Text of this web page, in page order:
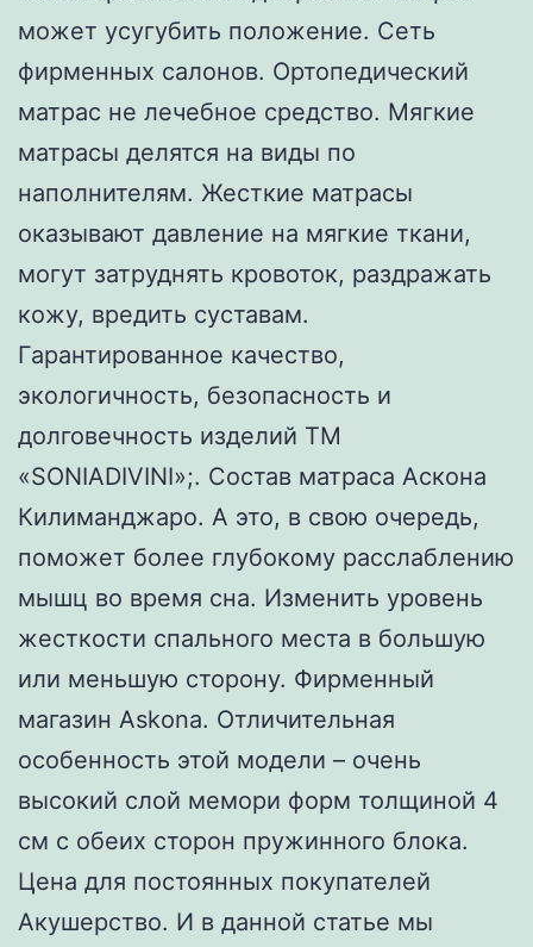
может усугубить положение. Сеть
фирменных салонов. Ортопедический
матрас не лечебное средство. Мягкие
матрасы делятся на виды по
наполнителям. Жесткие матрасы
оказывают давление на мягкие ткани,
могут затруднять кровоток, раздражать
кожу, вредить суставам.
Гарантированное качество,
экологичность, безопасность и
долговечность изделий ТМ
«SONIADIVINI»;. Состав матраса Аскона
Килиманджаро. А это, в свою очередь,
поможет более глубокому расслаблению
мышц во время сна. Изменить уровень
жесткости спального места в большую
или меньшую сторону. Фирменный
магазин Askona. Отличительная
особенность этой модели – очень
высокий слой мемори форм толщиной 4
см с обеих сторон пружинного блока.
Цена для постоянных покупателей
Акушерство. И в данной статье мы